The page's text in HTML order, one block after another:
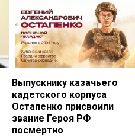
Выпускнику казачьего
кадетского корпуса
Остапенко присвоили
звание Героя РФ
посмертно